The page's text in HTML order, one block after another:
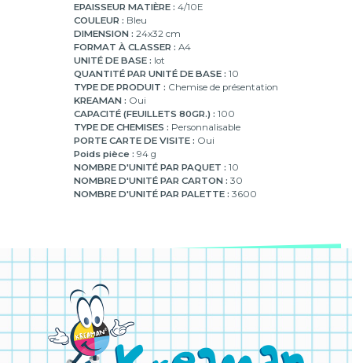
EPAISSEUR MATIÈRE : 4/10E
COULEUR : Bleu
DIMENSION : 24x32 cm
FORMAT À CLASSER : A4
UNITÉ DE BASE : lot
QUANTITÉ PAR UNITÉ DE BASE : 10
TYPE DE PRODUIT : Chemise de présentation
KREAMAN : Oui
CAPACITÉ (FEUILLETS 80GR.) : 100
TYPE DE CHEMISES : Personnalisable
PORTE CARTE DE VISITE : Oui
Poids pièce : 94 g
NOMBRE D'UNITÉ PAR PAQUET : 10
NOMBRE D'UNITÉ PAR CARTON : 30
NOMBRE D'UNITÉ PAR PALETTE : 3600